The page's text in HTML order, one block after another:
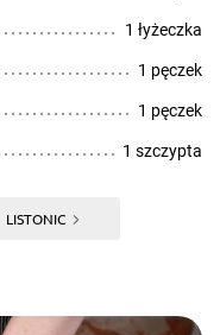
1 łyżeczka
1 pęczek
1 pęczek
1 szczypta
LISTONIC